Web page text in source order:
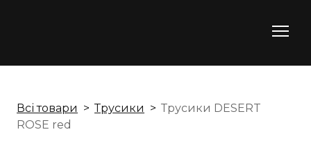
Всі товари Трусики
Трусики DESERT
ROSE red